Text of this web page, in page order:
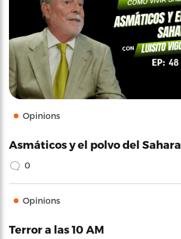
Opinions
Asmáticos y el polvo del Sahara
0
Opinions
Terror a las 10 AM